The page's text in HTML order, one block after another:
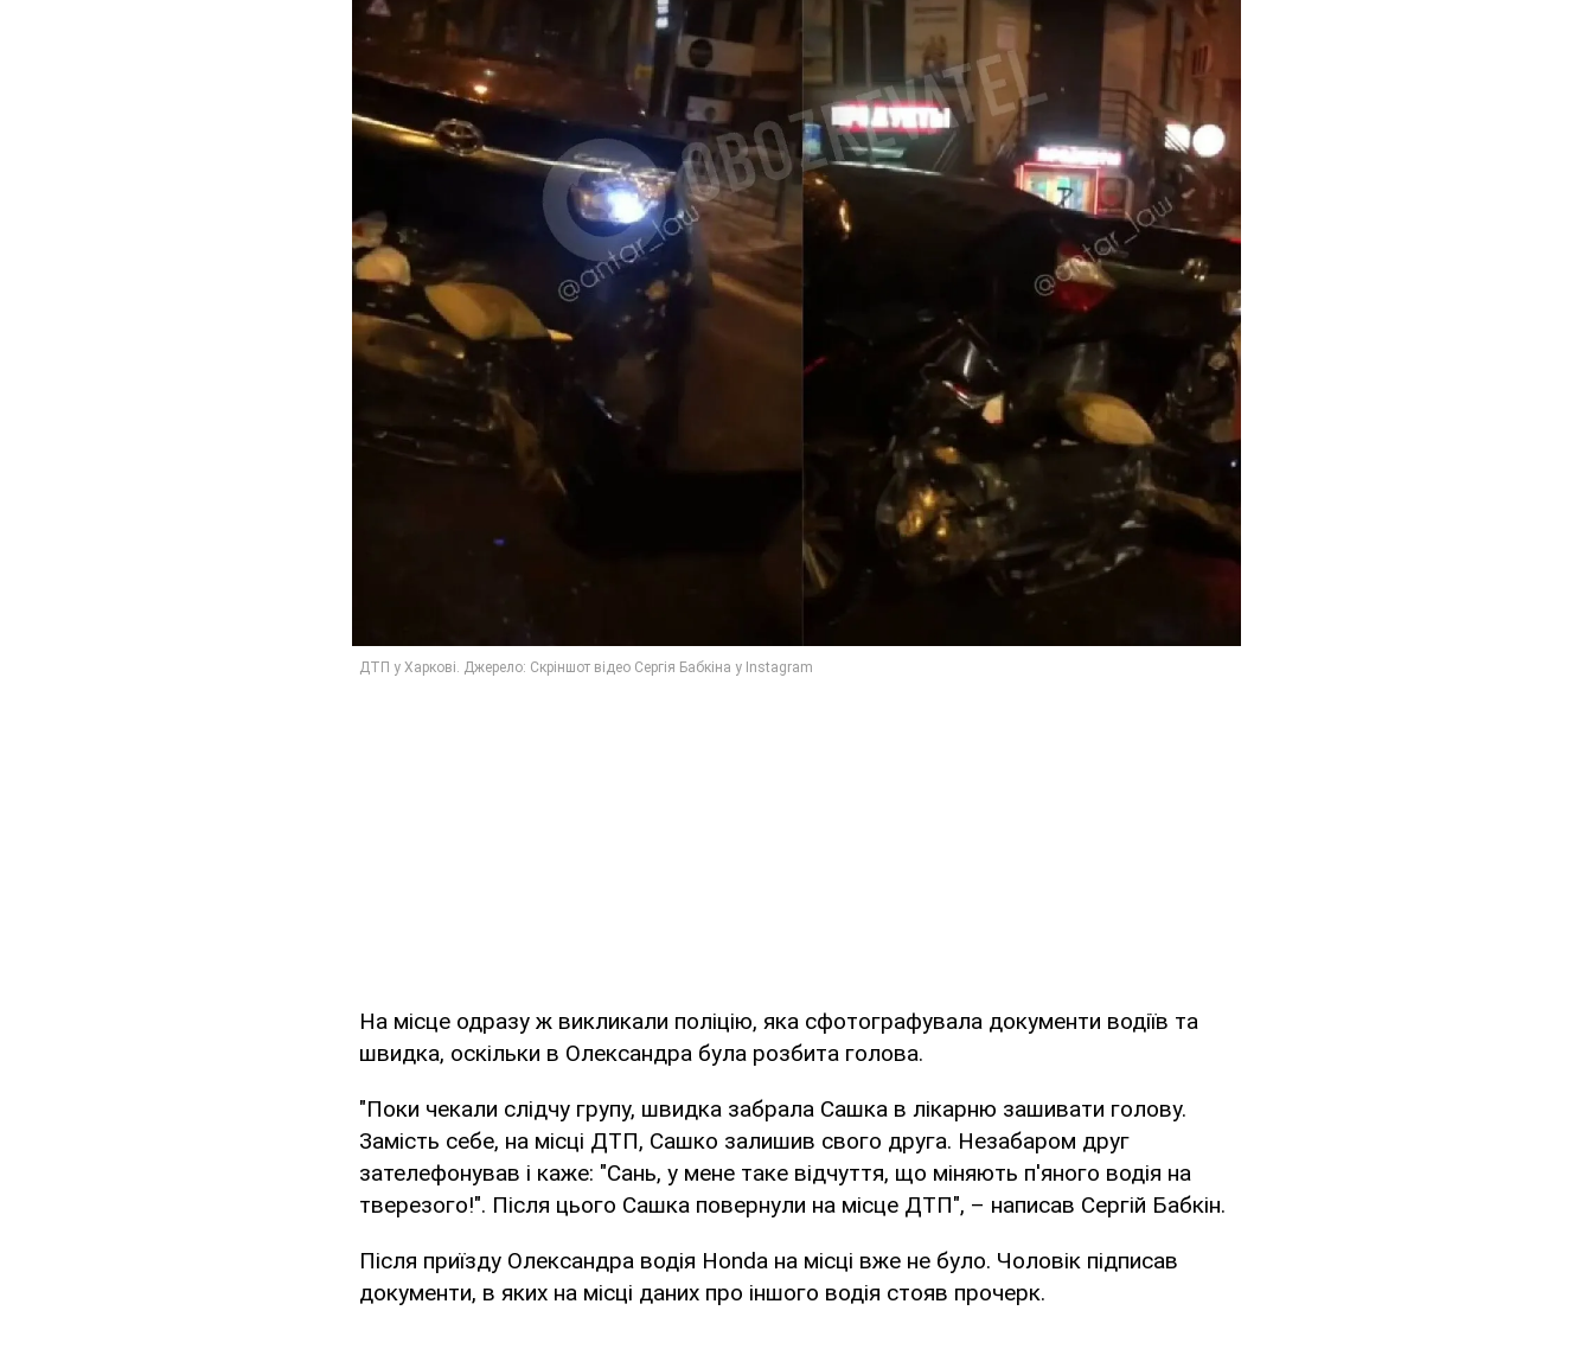
На місце одразу ж викликали поліцію, яка сфотографувала документи водіїв та
швидка, оскільки в Олександра була розбита голова.
"Поки чекали слідчу групу, швидка забрала Сашка в лікарню зашивати голову.
Замість себе, на місці ДТП, Сашко залишив свого друга. Незабаром друг
зателефонував і каже: "Сань, у мене таке відчуття, що міняють п'яного водія на
тверезого!". Після цього Сашка повернули на місце ДТП", – написав Сергій Бабкін.
Після приїзду Олександра водія Honda на місці вже не було. Чоловік підписав
документи, в яких на місці даних про іншого водія стояв прочерк.